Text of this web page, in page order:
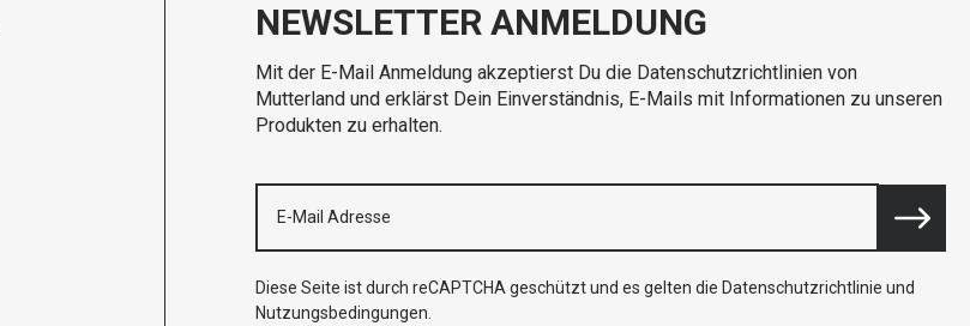
NEWSLETTER ANMELDUNG
Mit der E-Mail Anmeldung akzeptierst Du die Datenschutzrichtlinien von
Mutterland und erklärst Dein Einverständnis, E-Mails mit Informationen zu unseren
Produkten zu erhalten.
Diese Seite ist durch reCAPTCHA geschützt und es gelten die Datenschutzrichtlinie und
Nutzungsbedingungen